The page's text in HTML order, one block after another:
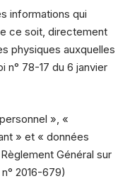
informations qui
ce soit, directement
physiques auxquelles
n° 78-17 du 6 janvier
», «
» et « données
Général sur
2016-679)